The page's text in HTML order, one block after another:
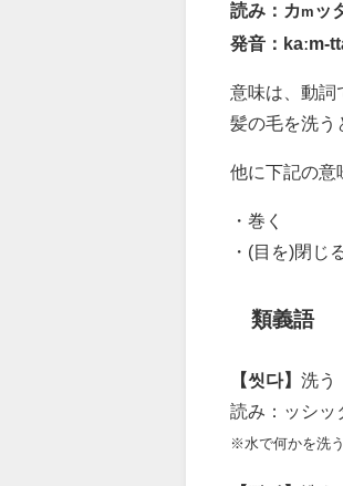
読み：カm ッ
発音：kaːm-
意味は、動詞
髪の毛を洗う
他に下記の意
・巻く
・(目を)閉じ
類義語
【씻다】 洗う
読み：ッシッ
※水で何かを洗